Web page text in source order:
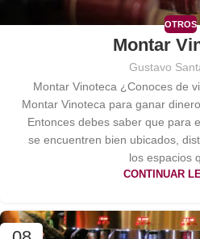
OTROS
Montar
Gustavo
Montar Vinoteca ¿Conoces de
Montar Vinoteca para ganar
Entonces debes saber que para
se encuentren bien ubicados,
los espacios
CONTINUAR